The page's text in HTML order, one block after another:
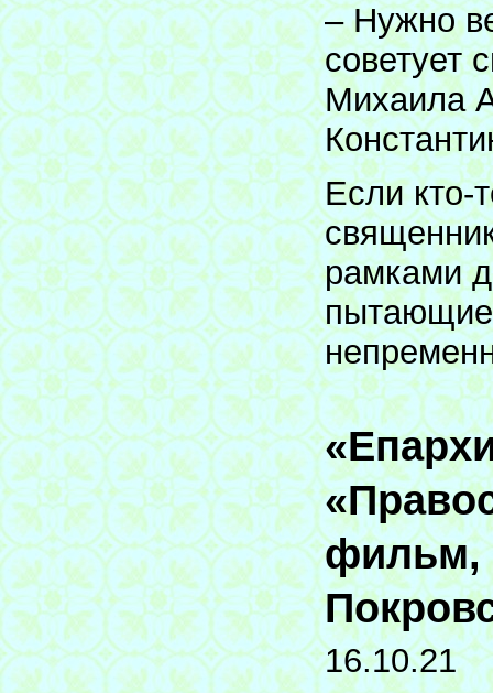
– Нужно
советует
Михаила
Если кто-
рамками
фильм,
16.10.21